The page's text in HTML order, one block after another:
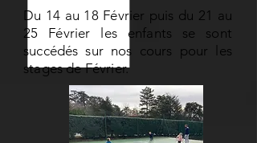
Du 14 au 18 Février puis du 21 au
25 Février les enfants se sont
succédés sur nos cours pour les
stages de Février.